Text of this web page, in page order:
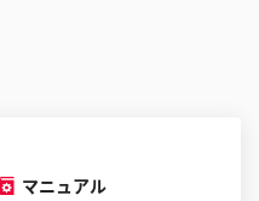
マニュアル